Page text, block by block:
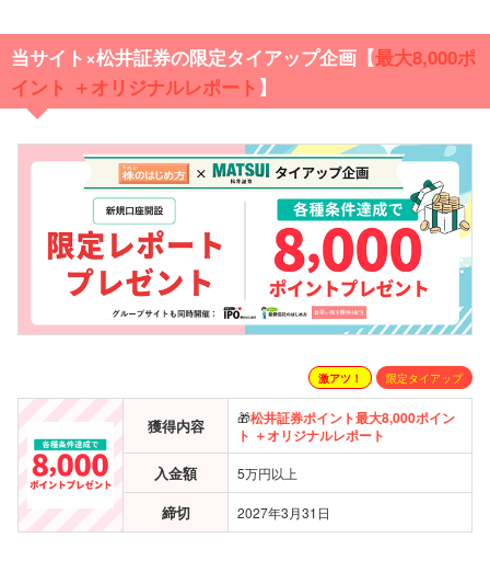
当サイト×松井証券の限定タイアップ企画【最大8,000ポ
イント ＋オリジナルレポート 】
激アツ！ 限定タイアップ
獲得内容 🎁松井証券ポイント最大8,000ポイン
ト ＋オリジナルレポート
入金額 5万円以上
締切 2027年3月31日